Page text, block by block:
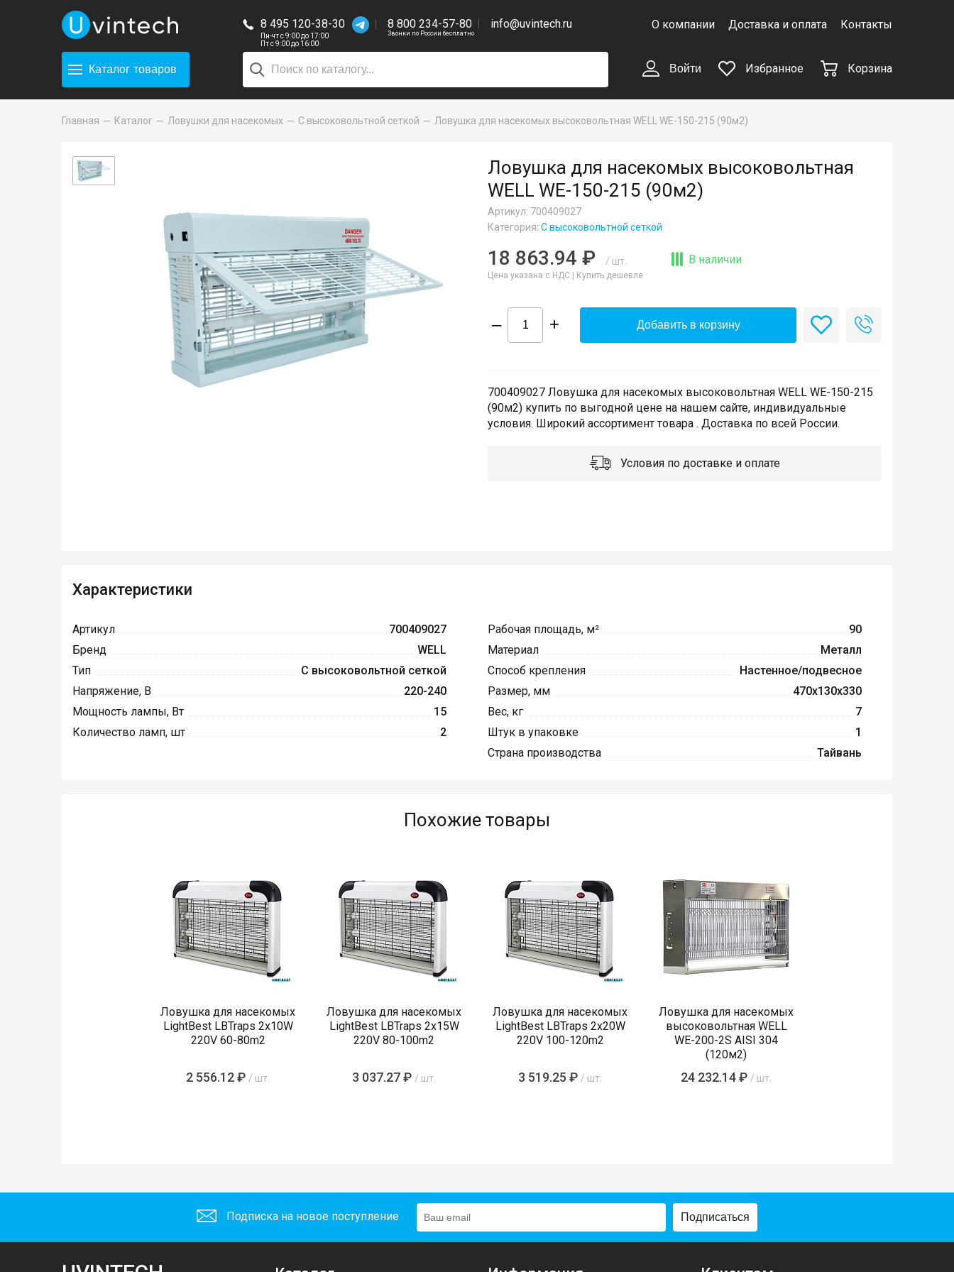
8 495 120-38-30
Пн-чт с 9:00 до 17:00
Пт с 9:00 до 16:00
8 800 234-57-80
Звонки по России бесплатно
info@uvintech.ru О компании Доставка и оплата Контакты
Каталог товаров Войти Избранное Корзина
Главная Каталог Ловушки для насекомых С высоковольтной сеткой Ловушка для насекомых высоковольтная WELL WE-150-215 (90м2)
Ловушка для насекомых высоковольтная
WELL WE-150-215 (90м2)
Артикул: 700409027
Категория: С высоковольтной сеткой
18 863.94 ₽ / шт.
Цена указана с НДС | Купить дешевле
В наличии
– + Добавить в корзину
700409027 Ловушка для насекомых высоковольтная WELL WE-150-215
(90м2) купить по выгодной цене на нашем сайте, индивидуальные
условия. Широкий ассортимент товара . Доставка по всей России.
Условия по доставке и оплате
Характеристики
Артикул
700409027
Бренд
WELL
Тип
С высоковольтной сеткой
Напряжение, В
220-240
Мощность лампы, Вт
15
Количество ламп, шт
2
Рабочая площадь, м²
90
Материал
Металл
Способ крепления
Настенное/подвесное
Размер, мм
470x130x330
Вес, кг
7
Штук в упаковке
1
Страна производства
Тайвань
Похожие товары
Ловушка для насекомых
LightBest LBTraps 2x10W
220V 60-80m2
2 556.12 ₽ / шт.
Ловушка для насекомых
LightBest LBTraps 2x15W
220V 80-100m2
3 037.27 ₽ / шт.
Ловушка для насекомых
LightBest LBTraps 2x20W
220V 100-120m2
3 519.25 ₽ / шт.
Ловушка для насекомых
высоковольтная WELL
WE-200-2S AISI 304
(120м2)
24 232.14 ₽ / шт.
Подписка на новое поступление Подписаться